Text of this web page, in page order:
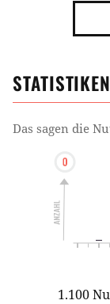
STATISTIKEN
Das sagen die
1.100